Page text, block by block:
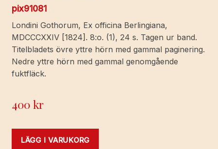
pix91081
Londini Gothorum, Ex officina Berlingiana,
MDCCCXXIV [1824]. 8:o. (1), 24 s. Tagen ur band.
Titelbladets övre yttre hörn med gammal paginering.
Nedre yttre hörn med gammal genomgående
fuktfläck.
400kr
LÄGG I VARUKORG